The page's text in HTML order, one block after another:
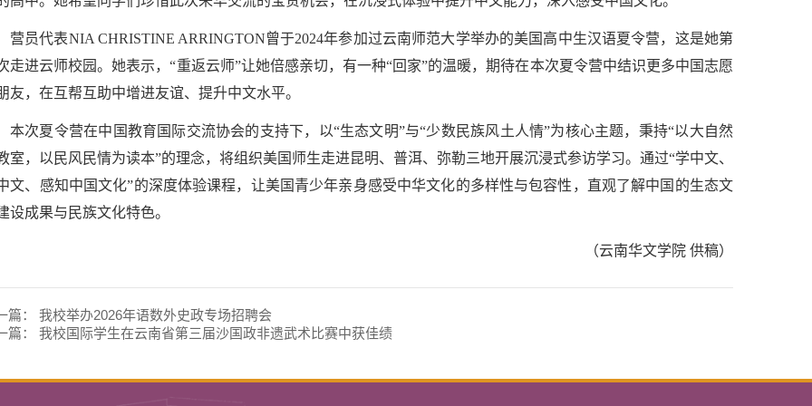
营员代表NIA CHRISTINE ARRINGTON曾于2024年参加过云南师范大学举办的美国高中生汉语夏令营，这是她第
走进云师校园。她表示，“重返云师”让她倍感亲切，有一种“回家”的温暖，期待在本次夏令营中结识更多中国志愿
友，在互帮互助中增进友谊、提升中文水平。
本次夏令营在中国教育国际交流协会的支持下，以“生态文明”与“少数民族风土人情”为核心主题，秉持“以大自然
室，以民风民情为读本”的理念，将组织美国师生走进昆明、普洱、弥勒三地开展沉浸式参访学习。通过“学中文、
文、感知中国文化”的深度体验课程，让美国青少年亲身感受中华文化的多样性与包容性，直观了解中国的生态文
设成果与民族文化特色。
（云南华文学院 供稿）
篇： 我校举办2026年语数外史政专场招聘会
篇： 我校国际学生在云南省第三届沙国政非遗武术比赛中获佳绩